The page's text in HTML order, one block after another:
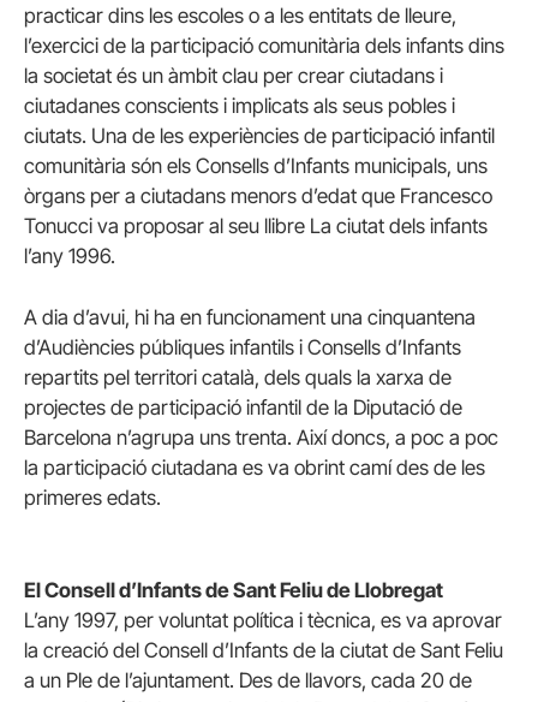
practicar dins les escoles o a les entitats de lleure,
l’exercici de la participació comunitària dels infants dins
la societat és un àmbit clau per crear ciutadans i
ciutadanes conscients i implicats als seus pobles i
ciutats. Una de les experiències de participació infantil
comunitària són els Consells d’Infants municipals, uns
òrgans per a ciutadans menors d’edat que Francesco
Tonucci va proposar al seu llibre La ciutat dels infants
l’any 1996.
A dia d’avui, hi ha en funcionament una cinquantena
d’Audiències públiques infantils i Consells d’Infants
repartits pel territori català, dels quals la xarxa de
projectes de participació infantil de la Diputació de
Barcelona n’agrupa uns trenta. Així doncs, a poc a poc
la participació ciutadana es va obrint camí des de les
primeres edats.
El Consell d’Infants de Sant Feliu de Llobregat
L’any 1997, per voluntat política i tècnica, es va aprovar
la creació del Consell d’Infants de la ciutat de Sant Feliu
a un Ple de l’ajuntament. Des de llavors, cada 20 de